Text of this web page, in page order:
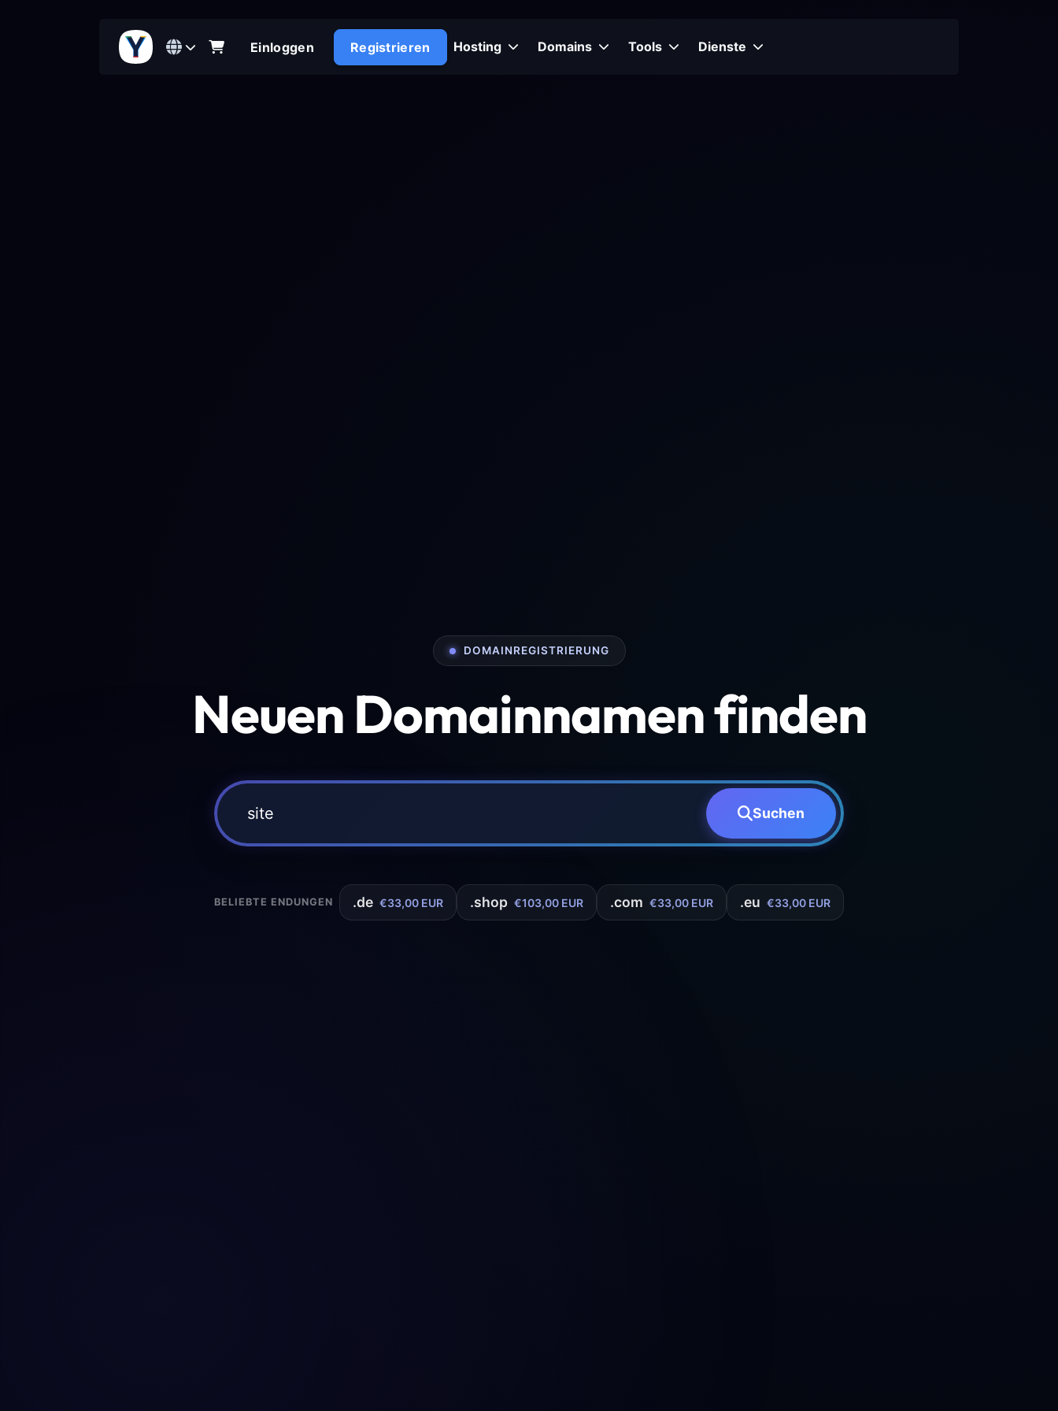
Einloggen Registrieren Hosting Domains Tools Dienste
DOMAINREGISTRIERUNG
Neuen Domainnamen finden
Suchen
BELIEBTE ENDUNGEN .de €33,00 EUR .shop €103,00 EUR .com €33,00 EUR .eu €33,00 EUR